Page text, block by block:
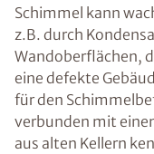
Schimmel kann
z.B. durch
Wandoberflächen,
eine defekte
für den
verbunden mit
aus alten Kellern